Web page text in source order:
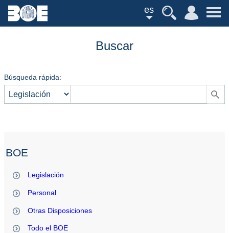
es
Buscar
Búsqueda rápida:
BOE
Legislación
Personal
Otras Disposiciones
Todo el BOE